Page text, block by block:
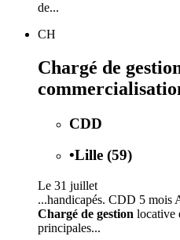
de...
CH
Chargé de
CDD
•Lille (59)
Le 31 juillet
...handicapés. CDD 5 mois
Chargé de gestion locative
principales...